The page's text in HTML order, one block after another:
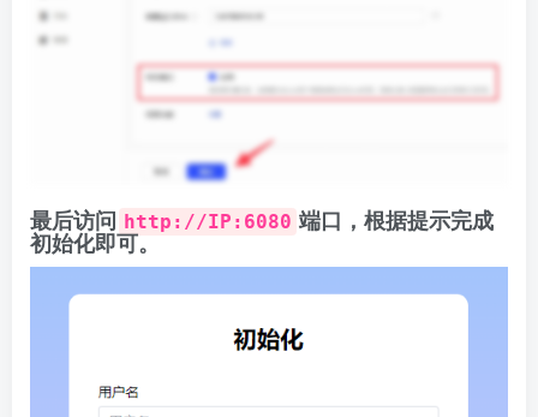
最后访问 http://IP:6080 端口，根据提示完成
初始化即可。